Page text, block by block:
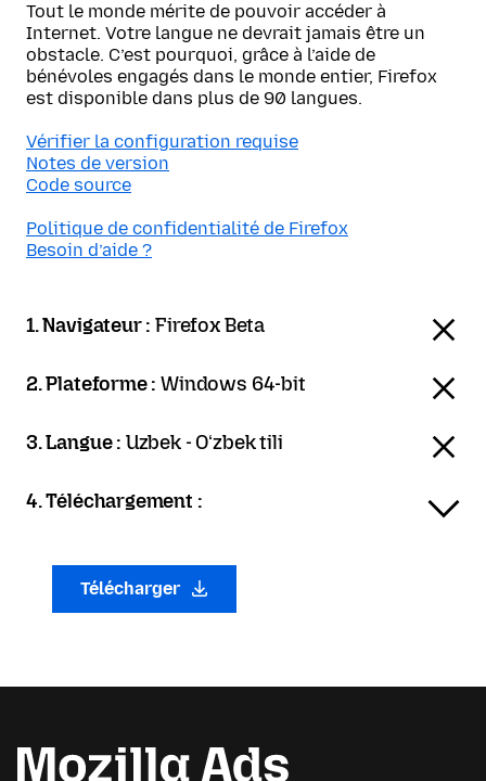
Tout le monde mérite de pouvoir accéder à
Internet. Votre langue ne devrait jamais être un
obstacle. C’est pourquoi, grâce à l’aide de
bénévoles engagés dans le monde entier, Firefox
est disponible dans plus de 90 langues.
Vérifier la configuration requise
Notes de version
Code source
Politique de confidentialité de Firefox
Besoin d’aide ?
1. Navigateur :Firefox Beta
2. Plateforme :Windows 64-bit
3. Langue : Uzbek - Oʻzbek tili
4. Téléchargement :
Télécharger